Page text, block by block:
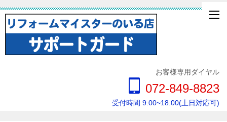
お客様専用ダイヤル
072-849-8823
受付時間 9:00~18:00(土日対応可)